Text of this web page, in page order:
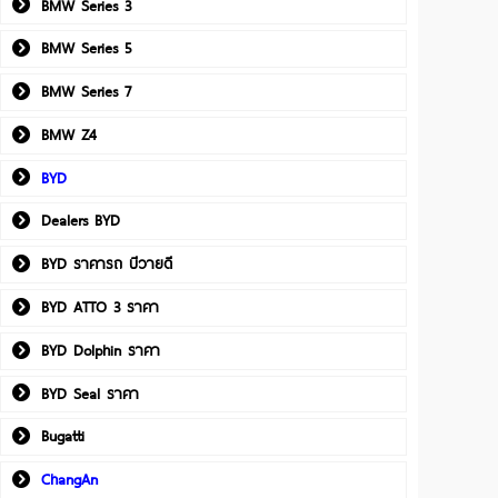
BMW Series 3
BMW Series 5
BMW Series 7
BMW Z4
BYD
Dealers BYD
BYD ราคารถ บีวายดี
BYD ATTO 3 ราคา
BYD Dolphin ราคา
BYD Seal ราคา
Bugatti
ChangAn